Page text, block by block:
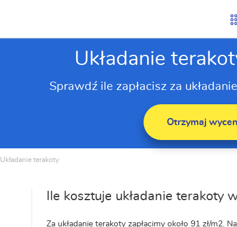
Układanie
Sprawdź ile zapłacisz za
Otrzymaj
Układanie terakoty
Ile kosztuje układanie terakoty
Za układanie terakoty zapłacimy około 91 zł/m2.